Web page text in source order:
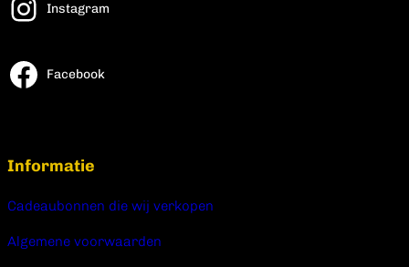
Instagram
Facebook
Informatie
Cadeaubonnen die wij verkopen
Algemene voorwaarden